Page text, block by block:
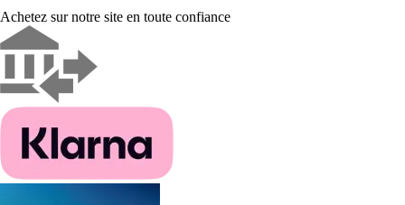
Achetez sur notre site en toute confiance